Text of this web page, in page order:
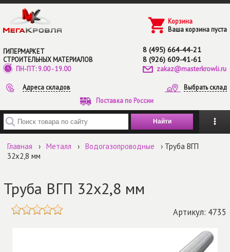
Перейти к основному содержанию
ГИПЕРМАРКЕТ
СТРОИТЕЛЬНЫХ МАТЕРИАЛОВ
ПН-ПТ: 9.00 - 19.00
8 (495) 664-44-21
8 (926) 609-41-61
zakaz@masterkrowli.ru
Адреса складов
Выбрать склад
Поставка по России
Корзина
Ваша корзина пуста
Введите ключевые слова для поиска
Главная › Металл › Водогазопроводные
› Труба ВГП
32х2,8 мм
Труба ВГП 32х2,8 мм
Артикул: 4735